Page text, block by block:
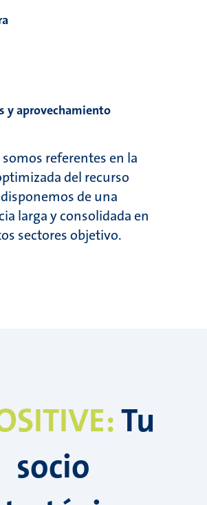
y aprovechamiento
somos referentes en la
del recurso
de una
larga y consolidada en
sectores objetivo.
Tu
socio